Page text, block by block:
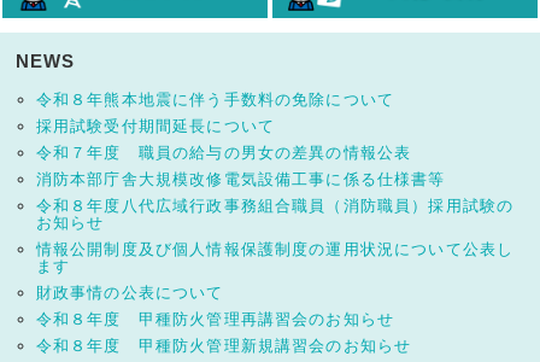
NEWS
令和８年熊本地震に伴う手数料の免除について
採用試験受付期間延長について
令和７年度 職員の給与の男女の差異の情報公表
消防本部庁舎大規模改修電気設備工事に係る仕様書等
令和８年度八代広域行政事務組合職員（消防職員）採用試験の
お知らせ
情報公開制度及び個人情報保護制度の運用状況について公表し
ます
財政事情の公表について
令和８年度 甲種防火管理再講習会のお知らせ
令和８年度 甲種防火管理新規講習会のお知らせ